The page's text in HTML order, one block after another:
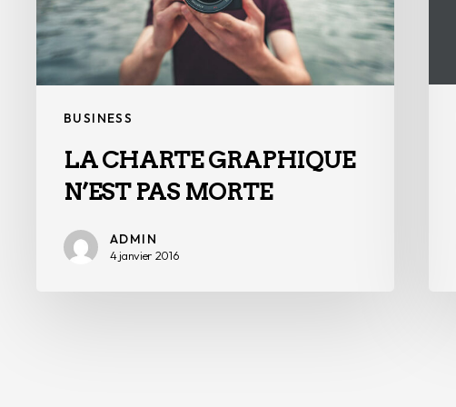
BUSINESS
LA CHARTE GRAPHIQUE
N’EST PAS MORTE
ADMIN
4 janvier 2016